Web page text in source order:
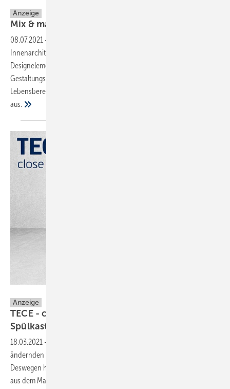
Anzeige
Mix & match – Badgestaltung mit
08.07.2021 -
Innenarchitektur von Wohnräumen, sondern lässt sich gezielt als
Designelement einsetzen. Der Glashersteller SPRINZ bietet
Gestaltungsfans zahlreiche Glasprodukte und stattet nahezu jeden
Lebensbereich mit dem praktischen Baustoff zusammenpassend
aus.
Anzeige
TECE - clevere Features für die
Spülkasten-Montage
18.03.2021 -
ändernden SHK-Welt regelmäßiger Verbesserungen am Produkt.
Deswegen hat TECE ganz im Sinne von „close to you” auf Anregungen
aus dem Markt reagiert und sein WC-Modul mit Universalspülkasten